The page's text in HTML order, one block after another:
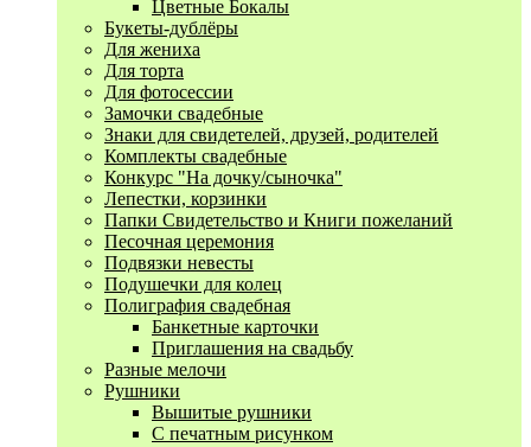
Цветные Бокалы
Букеты-дублёры
Для жениха
Для торта
Для фотосессии
Замочки свадебные
Знаки для свидетелей, друзей, родителей
Комплекты свадебные
Конкурс "На дочку/сыночка"
Лепестки, корзинки
Папки Свидетельство и Книги пожеланий
Песочная церемония
Подвязки невесты
Подушечки для колец
Полиграфия свадебная
Банкетные карточки
Приглашения на свадьбу
Разные мелочи
Рушники
Вышитые рушники
С печатным рисунком